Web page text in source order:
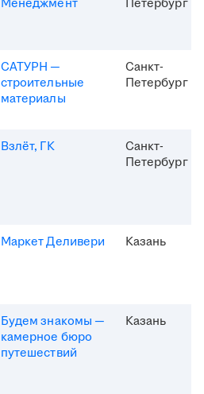
Менеджмент Петербург
САТУРН —
строительные
материалы
Санкт-
Петербург
Взлёт, ГК
Санкт-
Петербург
Маркет Деливери Казань
Будем знакомы —
камерное бюро
путешествий
Казань